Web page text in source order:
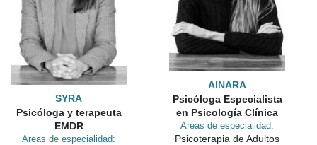
SYRA
Psicóloga y terapeuta
EMDR
Areas de especialidad:
AINARA
Psicóloga Especialista
en Psicología Clínica
Areas de especialidad:
Psicoterapia de Adultos